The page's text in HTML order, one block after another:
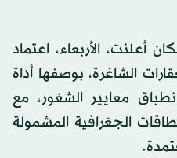
أعلنت، الأربعاء، اعتماد
الشاغرة‬، بوصفها أداة
معايير الشغور، مع
الجغرافية المشمولة